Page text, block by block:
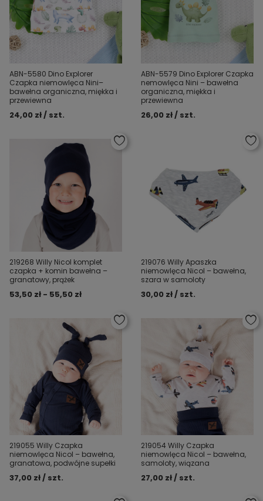
ABN-5580 Dino Explorer
Czapka niemowlęca Nini–
bawełna organiczna, miękka i
przewiewna
24,00 zł / szt.
ABN-5579 Dino Explorer Czapka
nemowlęca Nini – bawełna
organiczna, miękka i
przewiewna
26,00 zł / szt.
219268 Willy Nicol komplet
czapka + komin bawełna –
granatowy, prążek
53,50 zł - 55,50 zł
219076 Willy Apaszka
niemowlęca Nicol – bawełna,
szara w samoloty
30,00 zł / szt.
219055 Willy Czapka
niemowlęca Nicol – bawełna,
granatowa, podwójne supełki
37,00 zł / szt.
219054 Willy Czapka
niemowlęca Nicol – bawełna,
samoloty, wiązana
27,00 zł / szt.